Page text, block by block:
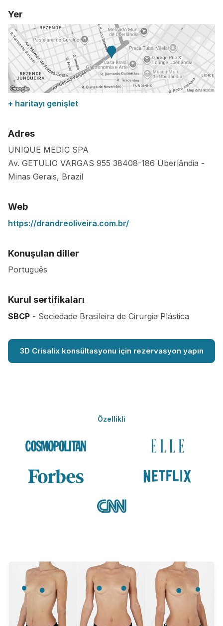
Yer
+ haritayı genişlet
Adres
UNIQUE MEDIC SPA
Av. GETULIO VARGAS 955 38408-186 Uberlândia -
Minas Gerais, Brazil
Web
https://drandreoliveira.com.br/
Konuşulan diller
Português
Kurul sertifikaları
SBCP - Sociedade Brasileira de Cirurgia Plástica
3D Crisalix konsültasyonu için rezervasyon yapın
Özellikli